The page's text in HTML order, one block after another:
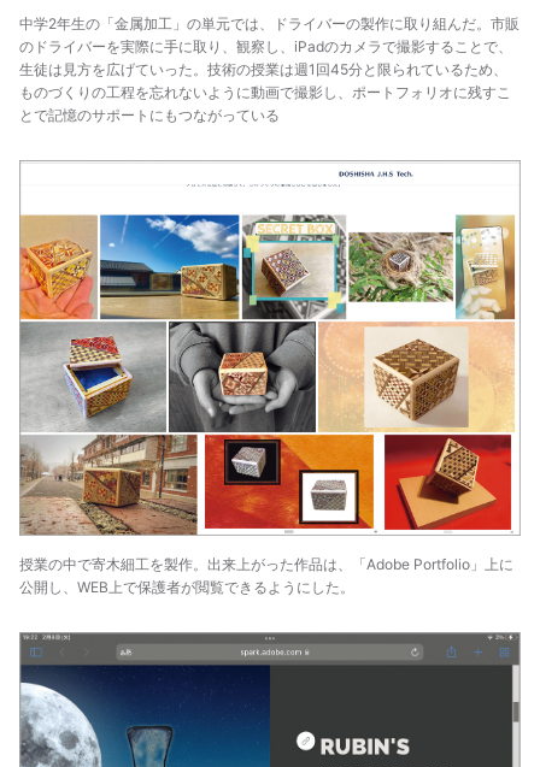
中学2年生の「金属加工」の単元では、ドライバーの製作に取り組んだ。市販
のドライバーを実際に手に取り、観察し、iPadのカメラで撮影することで、
生徒は見方を広げていった。技術の授業は週1回45分と限られているため、
ものづくりの工程を忘れないように動画で撮影し、ポートフォリオに残すこ
とで記憶のサポートにもつながっている
授業の中で寄木細工を製作。出来上がった作品は、「Adobe Portfolio」上に
公開し、WEB上で保護者が閲覧できるようにした。